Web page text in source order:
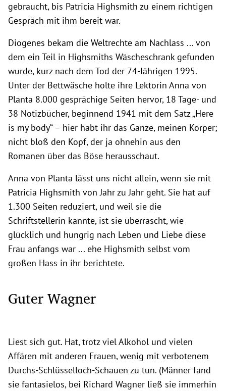
gebraucht, bis Patricia Highsmith zu einem richtigen
Gespräch mit ihm bereit war.
Diogenes bekam die Weltrechte am Nachlass ... von
dem ein Teil in Highsmiths Wäscheschrank gefunden
wurde, kurz nach dem Tod der 74-Jährigen 1995.
Unter der Bettwäsche holte ihre Lektorin Anna von
Planta 8.000 gesprächige Seiten hervor, 18 Tage- und
38 Notizbücher, beginnend 1941 mit dem Satz „Here
is my body“ – hier habt ihr das Ganze, meinen Körper;
nicht bloß den Kopf, der ja ohnehin aus den
Romanen über das Böse herausschaut.
Anna von Planta lässt uns nicht allein, wenn sie mit
Patricia Highsmith von Jahr zu Jahr geht. Sie hat auf
1.300 Seiten reduziert, und weil sie die
Schriftstellerin kannte, ist sie überrascht, wie
glücklich und hungrig nach Leben und Liebe diese
Frau anfangs war ... ehe Highsmith selbst vom
großen Hass in ihr berichtete.
Guter Wagner
Liest sich gut. Hat, trotz viel Alkohol und vielen
Affären mit anderen Frauen, wenig mit verbotenem
Durchs-Schlüsselloch-Schauen zu tun. (Männer fand
sie fantasielos, bei Richard Wagner ließ sie immerhin